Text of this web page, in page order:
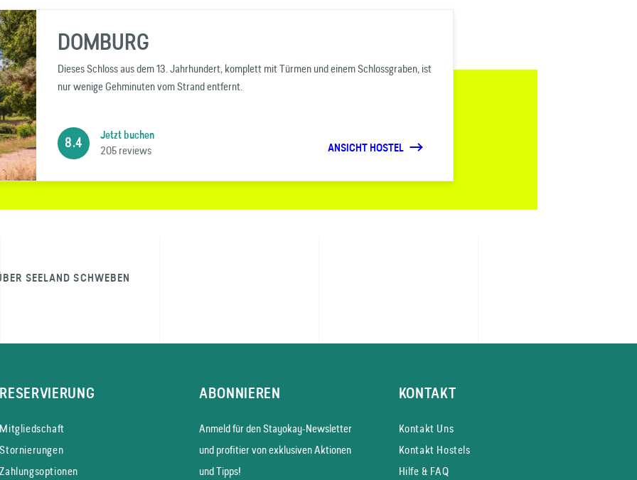
DOMBURG
Dieses Schloss aus dem 13. Jahrhundert, komplett mit Türmen und einem Schlossgraben, ist
nur wenige Gehminuten vom Strand entfernt.
8.4
Jetzt buchen
205 reviews ANSICHT HOSTEL
SEELAND SCHWEBEN
RESERVIERUNG
Mitgliedschaft
Stornierungen
Zahlungsoptionen
ABONNIEREN
Anmeld für den Stayokay-News­letter
und profitier von exklusiven Aktionen
und Tipps!
KONTAKT
Kontakt Uns
Kontakt Hostels
Hilfe & FAQ